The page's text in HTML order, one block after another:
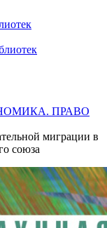
ПРАВО
миграции в
союза